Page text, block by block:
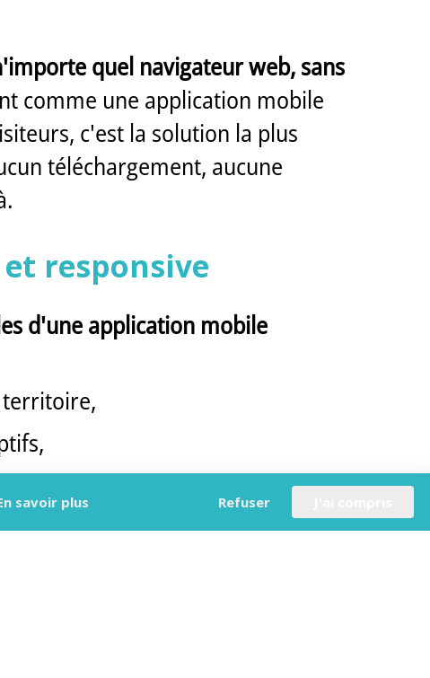
quel navigateur web, sans
comme une application mobile
c'est la solution la plus
téléchargement, aucune
responsive
d'une application mobile
territoire,
savoir plus Refuser